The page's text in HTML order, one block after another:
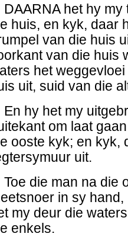
DAARNA het hy
huis, en kyk, daar
van die huis
van die huis
het
uit, suid van die
En hy het my
om laat
ooste kyk; en kyk,
uit.
Toe die man na die
in sy
my deur die
enkels.